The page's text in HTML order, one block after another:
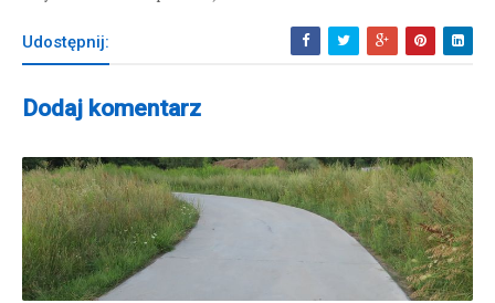
Udostępnij:
Dodaj komentarz